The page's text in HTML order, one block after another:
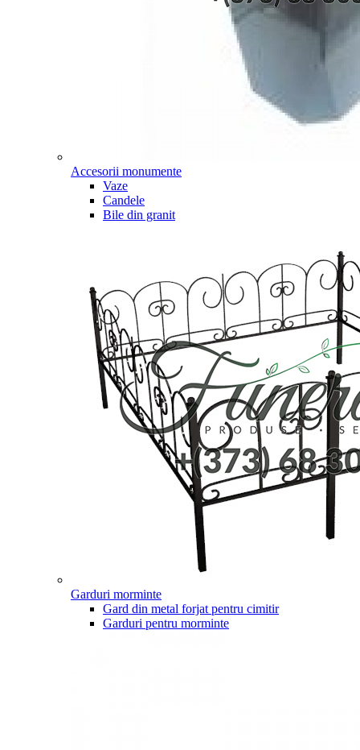
Accesorii monumente
Vaze
Candele
Bile din granit
Garduri morminte
Gard din metal forjat pentru cimitir
Garduri pentru morminte